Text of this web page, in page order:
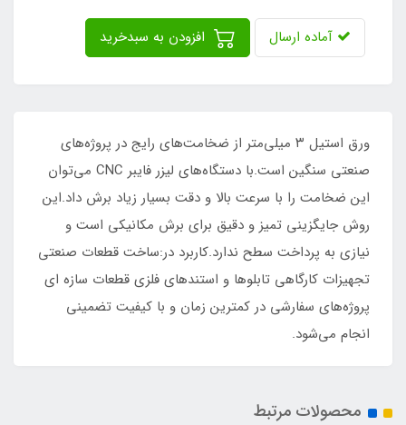
آماده ارسال
ورق استیل ۳ میلی‌متر از ضخامت‌های رایج در پروژه‌های
صنعتی سنگین است.با دستگاه‌های لیزر فایبر CNC می‌توان
این ضخامت را با سرعت بالا و دقت بسیار زیاد برش داد.این
روش جایگزینی تمیز و دقیق برای برش مکانیکی است و
نیازی به پرداخت سطح ندارد.کاربرد در:ساخت قطعات صنعتی
تجهیزات کارگاهی تابلوها و استندهای فلزی قطعات سازه‌ ای
پروژه‌های سفارشی در کمترین زمان و با کیفیت تضمینی
انجام می‌شود.
محصولات مرتبط